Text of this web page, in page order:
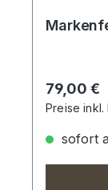
Regulärer
79,00 €
Preise inkl.
sofort